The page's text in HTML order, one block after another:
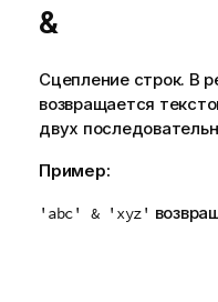
&
Сцепление строк. В
возвращается
двух
Пример:
'abc' & 'xyz'